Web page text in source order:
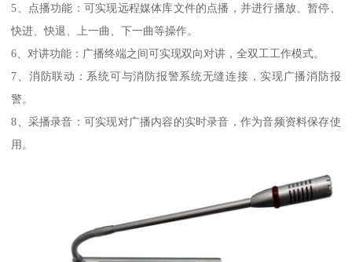
5、点播功能：可实现远程媒体库文件的点播，并进行播放、暂停、
快进、快退、上一曲、下一曲等操作。
6、对讲功能：广播终端之间可实现双向对讲，全双工工作模式。
7、消防联动：系统可与消防报警系统无缝连接，实现广播消防报
警。
8、采播录音：可实现对广播内容的实时录音，作为音频资料保存使
用。